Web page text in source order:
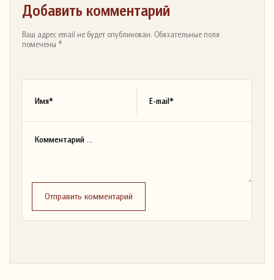
Добавить комментарий
Ваш адрес email не будет опубликован. Обязательные поля
помечены *
Отправить комментарий